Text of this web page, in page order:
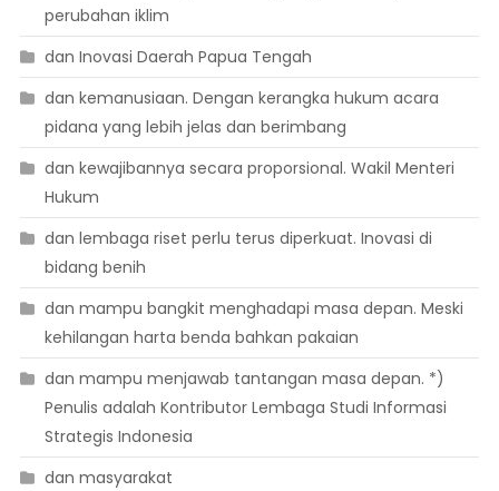
perubahan iklim
dan Inovasi Daerah Papua Tengah
dan kemanusiaan. Dengan kerangka hukum acara
pidana yang lebih jelas dan berimbang
dan kewajibannya secara proporsional. Wakil Menteri
Hukum
dan lembaga riset perlu terus diperkuat. Inovasi di
bidang benih
dan mampu bangkit menghadapi masa depan. Meski
kehilangan harta benda bahkan pakaian
dan mampu menjawab tantangan masa depan. *)
Penulis adalah Kontributor Lembaga Studi Informasi
Strategis Indonesia
dan masyarakat